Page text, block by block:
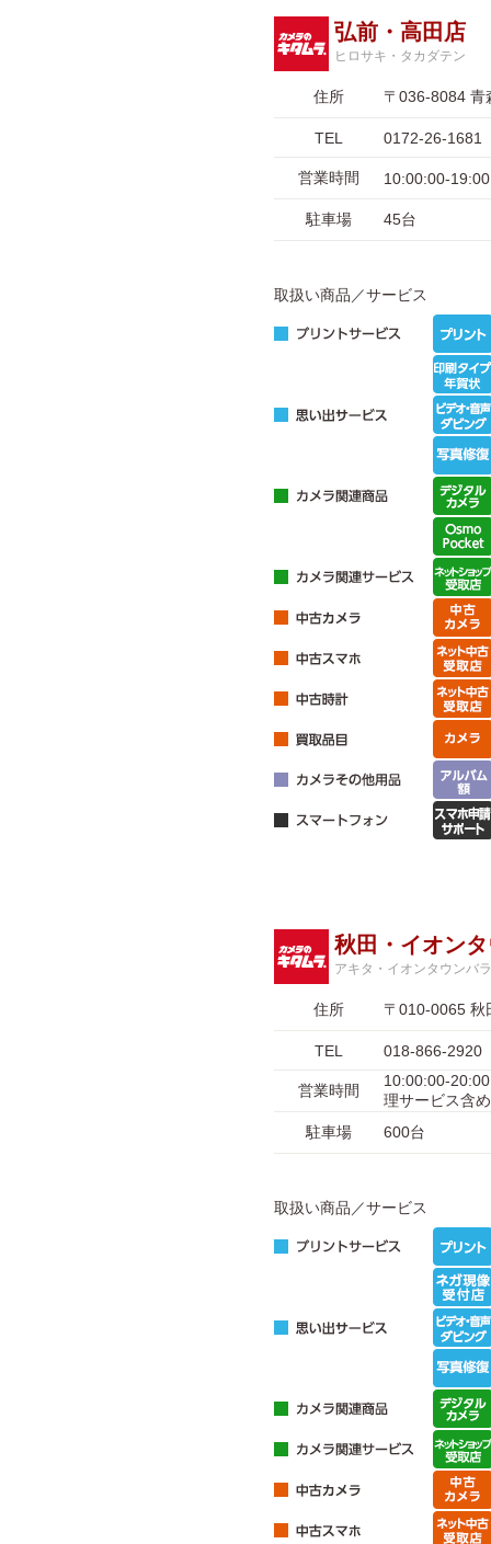
弘前・高田店
ヒロサキ・タカダテン
住所 〒036-8084 青
TEL 0172-26-1681
営業時間 10:00:00-
駐車場 45台
取扱い商品／サービス
秋田・イオン
アキタ・イオンタウンバ
住所 〒010-0065 秋
TEL 018-866-2920
営業時間
10:00:00-
理サービス含
駐車場
600台
取扱い商品／サービス